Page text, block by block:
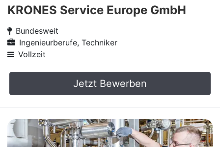
KRONES Service Europe GmbH
Bundesweit
Ingenieurberufe, Techniker
Vollzeit
Jetzt Bewerben